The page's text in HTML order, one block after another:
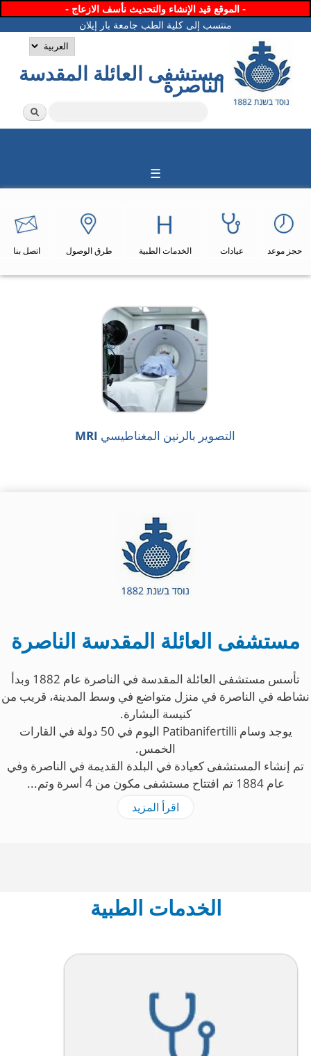
تجاوز
إلى
- الموقع قيد الإنشاء والتحديث نأسف الازعاج -
منتسب إلى كلية الطب جامعة بار إيلان
مستشفى العائلة المقدسة
الناصرة
اللغات
استمارة البحث
‏بحث ‏
☰
حجز موعد عيادات الخدمات الطبية طرق الوصول اتصل بنا
التصوير بالرنين المغناطيسي MRI
مستشفى العائلة المقدسة الناصرة
تأسس مستشفى العائلة المقدسة في الناصرة عام 1882 وبدأ
نشاطه في الناصرة في منزل متواضع في وسط المدينة، قريب من
كنيسة البشارة.
يوجد وسام Patibanifertilli اليوم في 50 دولة في القارات
الخمس.
تم إنشاء المستشفى كعيادة في البلدة القديمة في الناصرة وفي
عام 1884 تم افتتاح مستشفى مكون من 4 أسرة وتم...
اقرأ المزيد
الخدمات الطبية